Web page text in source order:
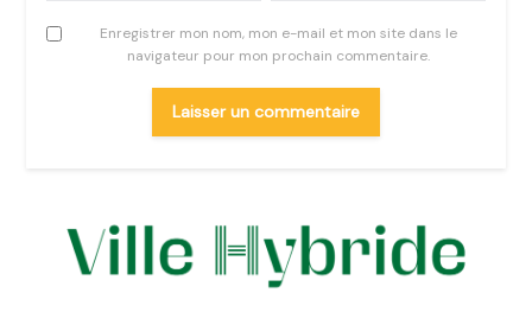
Enregistrer mon nom, mon e-mail et mon site dans le
navigateur pour mon prochain commentaire.